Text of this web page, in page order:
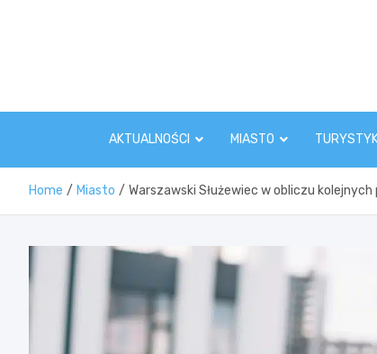
AKTUALNOŚCI MIASTO
Home Miasto Warszawski Służewiec w obliczu